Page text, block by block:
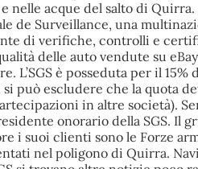
nelle acque del salto di
de Surveillance, una
di verifiche, controlli e
delle auto vendute su
L’SGS è posseduta per il 15%
può escludere che la quota
in altre società).
onorario della SGS. Il
i suoi clienti sono le Forze
nel poligono di Quirra.